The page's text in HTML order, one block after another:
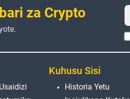
za Crypto
Kuhusu Sisi
Historia Yetu